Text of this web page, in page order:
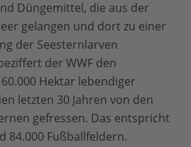
Düngemittel, die aus der
gelangen und dort zu einer
der Seesternlarven
der WWF den
Hektar lebendiger
letzten 30 Jahren von den
gefressen. Das entspricht
84.000 Fußballfeldern.